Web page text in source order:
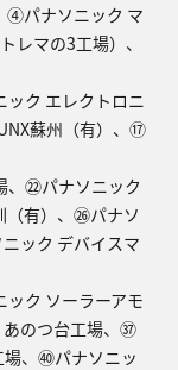
④パナソニック マ
マの3工場）、
ク エレクトロニ
蘇州（有）、⑰
㉒パナソニック
有）、㉖パナソ
ック デバイスマ
ク ソーラーアモ
のつ台工場、㊲
、㊵パナソニッ